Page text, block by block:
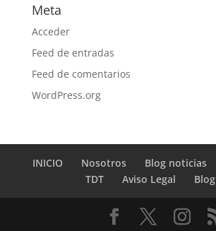
Meta
Acceder
Feed de entradas
Feed de comentarios
WordPress.org
INICIO Nosotros Blog noticias
TDT
Aviso Legal Blog